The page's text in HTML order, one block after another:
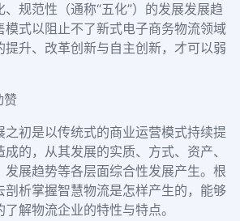
、规范性（通称“五化”）的发展发展趋
模式以阻止不了新式电子商务物流领域
提升、改革创新与自主创新，才可以弱
之初是以传统式的商业运营模式持续提
的，从其发展的实质、方式、资产、
发展趋势等各层面综合性发展产生。根
剖析掌握智慧物流是怎样产生的，能够
解物流企业的特性与特点。